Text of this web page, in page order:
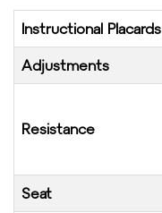
Instructional Placards
Adjustments
Resistance
Seat